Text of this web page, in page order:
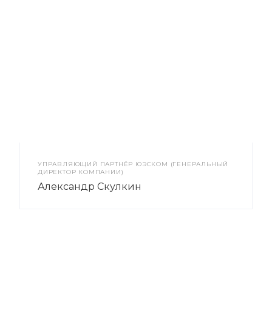
УПРАВЛЯЮЩИЙ ПАРТНЁР ЮЭСКОМ (ГЕНЕРАЛЬНЫЙ
ДИРЕКТОР КОМПАНИИ)
Александр Скулкин